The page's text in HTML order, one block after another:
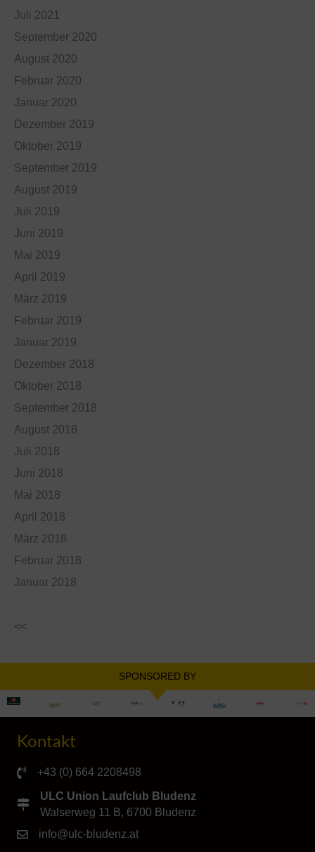
Juli 2021
September 2020
August 2020
Februar 2020
Januar 2020
Dezember 2019
Oktober 2019
September 2019
August 2019
Juli 2019
Juni 2019
Mai 2019
April 2019
März 2019
Februar 2019
Januar 2019
Dezember 2018
Oktober 2018
September 2018
August 2018
Juli 2018
Juni 2018
Mai 2018
April 2018
März 2018
Februar 2018
Januar 2018
<<
SPONSORED BY
Kontakt
+43 (0) 664 2208498
ULC Union Laufclub Bludenz
Walserweg 11 B, 6700 Bludenz
info@ulc-bludenz.at